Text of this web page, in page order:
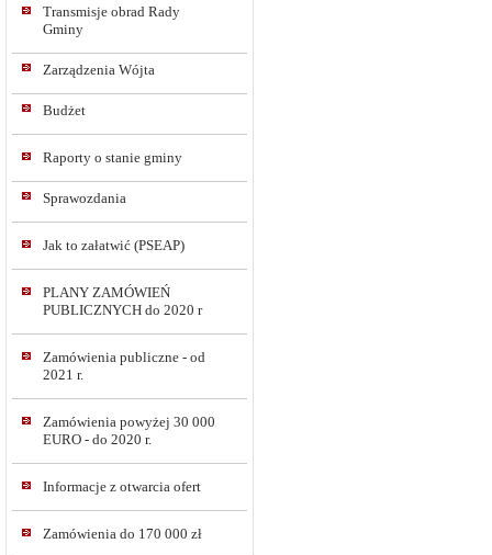
Transmisje obrad Rady
Gminy
Zarządzenia Wójta
Budżet
Raporty o stanie gminy
Sprawozdania
Jak to załatwić (PSEAP)
PLANY ZAMÓWIEŃ
PUBLICZNYCH do 2020 r
Zamówienia publiczne - od
2021 r.
Zamówienia powyżej 30 000
EURO - do 2020 r.
Informacje z otwarcia ofert
Zamówienia do 170 000 zł